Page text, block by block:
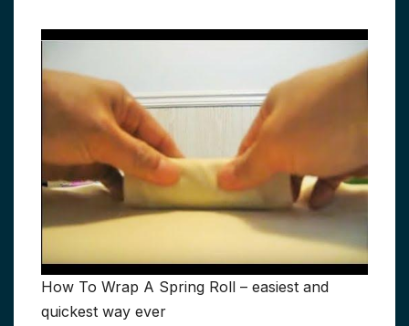
How To Wrap A Spring Roll – easiest and
quickest way ever